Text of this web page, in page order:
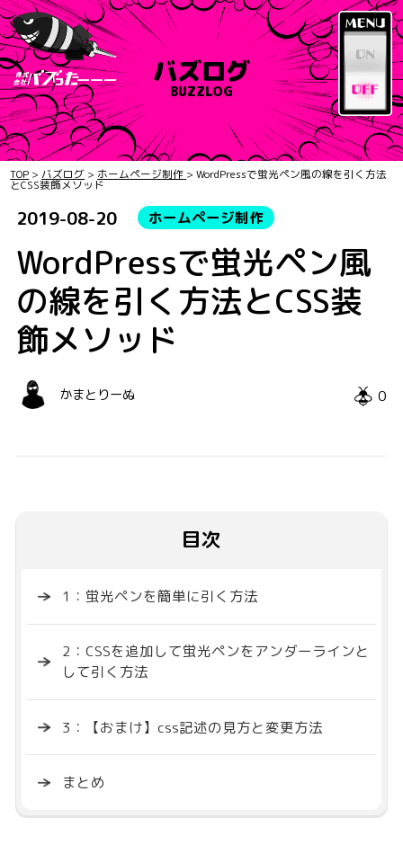
バズログ
BUZZLOG
TOP > バズログ > ホームページ制作 >WordPressで蛍光ペン風の線を引く方法
とCSS装飾メソッド
2019-08-20 ホームページ制作
WordPressで蛍光ペン風
の線を引く方法とCSS装
飾メソッド
かまとりーぬ 0
目次
1：蛍光ペンを簡単に引く方法
2：CSSを追加して蛍光ペンをアンダーラインと
して引く方法
3：【おまけ】css記述の見方と変更方法
まとめ